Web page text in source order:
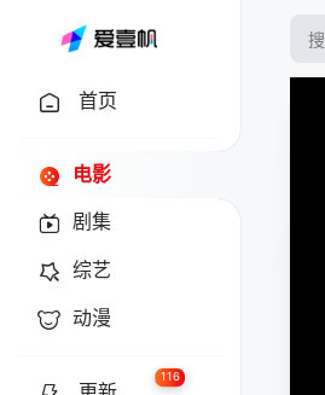
首页
电影
剧集
综艺
动漫
116